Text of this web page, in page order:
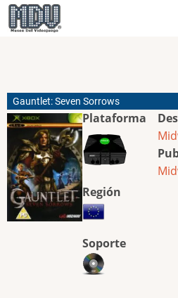
Pasar
al
Gauntlet: Seven Sorrows
Plataforma
Región
Soporte